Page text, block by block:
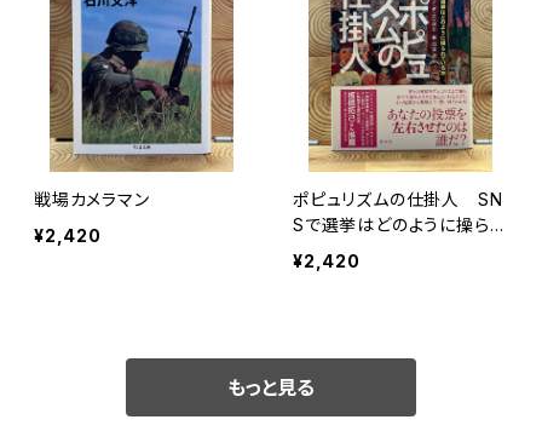
戦場カメラマン
¥2,420
ポピュリズムの仕掛人 SN
Sで選挙はどのように操られ
ているか
¥2,420
もっと見る